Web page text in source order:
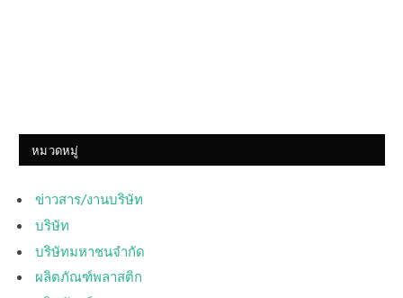
หมวดหมู่
ข่าวสาร/งานบริษัท
บริษัท
บริษัทมหาชนจำกัด
ผลิตภัณฑ์พลาสติก